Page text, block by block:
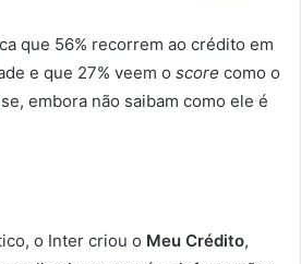
que 56% recorrem ao crédito em
e que 27% veem o score como o
embora não saibam como ele é
o Inter criou o Meu Crédito,